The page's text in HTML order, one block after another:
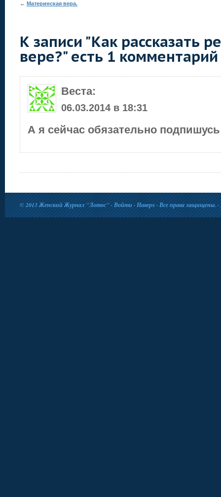
← Материнская вера.
К записи "Как рассказать
вере?" есть 1 комментарий
Веста:
06.03.2014 в 18:31
А я сейчас обязательно подпишусь
© 2013Женский Журнал "Лотос"·Войти·Наверх· Все права защищены.